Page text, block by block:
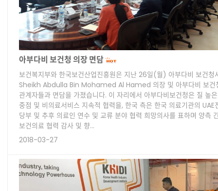
아부다비 보건청 의장 면담
보건복지부와 한국보건산업진흥원은 지난 26일(월) 아부다비 보건청
Sheikh Abdulla Bin Mohamed Al Hamed 의장 및 아부다비 보건
관계자들과 면담을 가졌습니다. 이 자리에서 아부다비보건청은 질 높
중점 및 비의료서비스 지속적 협력을, 한국 측은 한국 의료기관의 UAE
당부 및 추후 의료인 연수 및 교류 분야 협력 희망의사를 표하며 양측
보건의료 협력 감사 및 향…
2018-03-27